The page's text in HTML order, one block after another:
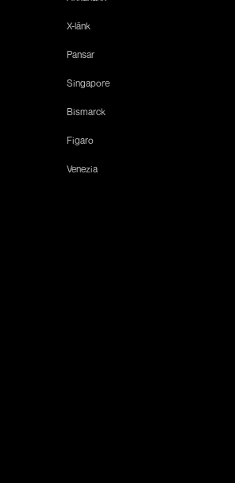
X-länk
Pansar
Singapore
Bismarck
Figaro
Venezia